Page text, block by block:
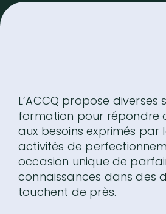
L’ACCQ propose diverses
formation pour répondre
aux besoins exprimés par
activités de
occasion unique de
connaissances dans des
touchent de près.